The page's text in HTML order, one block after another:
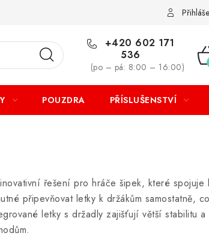
+420 602 171
536
(po – pá: 8:00 – 16:00)
POUZDRA PŘÍSLUŠENSTVÍ
řešení pro hráče šipek, které spojuje
připevňovat letky k držákům samostatně,
letky s držadly zajišťují větší stabilitu a